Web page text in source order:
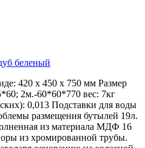
беленый
420 х 450 х 750 мм Размер
2м.-60*60*770 вес: 7кг
0,013 Подставки для воды
размещения бутылей 19л.
из материала МДФ 16
из хромированной трубы.